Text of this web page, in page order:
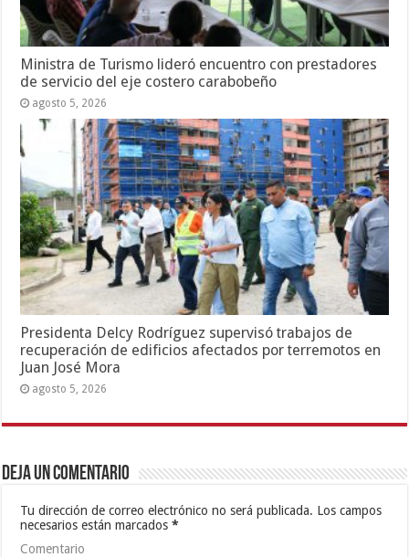
Ministra de Turismo lideró encuentro con prestadores
de servicio del eje costero carabobeño
agosto 5, 2026
Presidenta Delcy Rodríguez supervisó trabajos de
recuperación de edificios afectados por terremotos en
Juan José Mora
agosto 5, 2026
Deja un comentario
Tu dirección de correo electrónico no será publicada. Los campos
necesarios están marcados*
Comentario